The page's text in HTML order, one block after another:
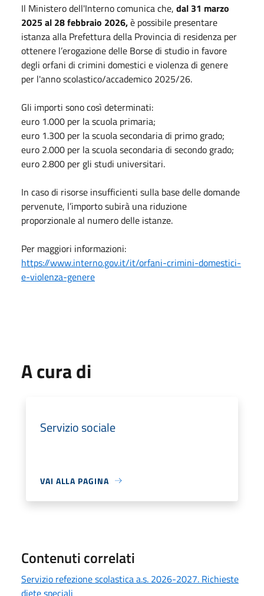
Il Ministero dell'Interno comunica che, dal 31 marzo
2025 al 28 febbraio 2026,è possibile presentare
istanza alla Prefettura della Provincia di residenza per
ottenere l’erogazione delle Borse di studio in favore
degli orfani di crimini domestici e violenza di genere
per l'anno scolastico/accademico 2025/26.
Gli importi sono così determinati:
euro 1.000 per la scuola primaria;
euro 1.300 per la scuola secondaria di primo grado;
euro 2.000 per la scuola secondaria di secondo grado;
euro 2.800 per gli studi universitari.
In caso di risorse insufficienti sulla base delle domande
pervenute, l’importo subirà una riduzione
proporzionale al numero delle istanze.
Per maggiori informazioni:
https://www.interno.gov.it/it/orfani-crimini-domestici-
e-violenza-genere
A cura di
Servizio sociale
VAI ALLA PAGINA
Contenuti correlati
Servizio refezione scolastica a.s. 2026-2027. Richieste
diete speciali